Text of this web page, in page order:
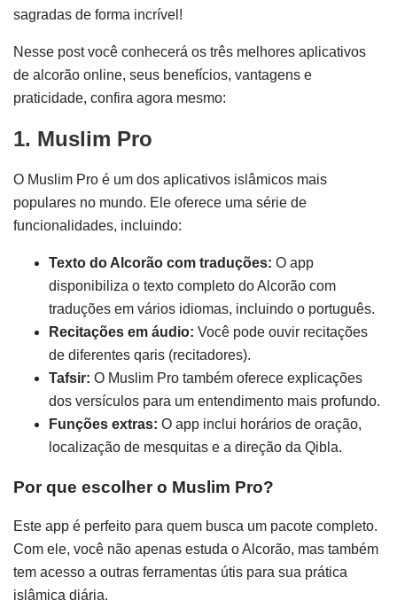
sagradas de forma incrível!
Nesse post você conhecerá os três melhores aplicativos
de alcorão online, seus benefícios, vantagens e
praticidade, confira agora mesmo:
1. Muslim Pro
O Muslim Pro é um dos aplicativos islâmicos mais
populares no mundo. Ele oferece uma série de
funcionalidades, incluindo:
Texto do Alcorão com traduções: O app
disponibiliza o texto completo do Alcorão com
traduções em vários idiomas, incluindo o português.
Recitações em áudio: Você pode ouvir recitações
de diferentes qaris (recitadores).
Tafsir: O Muslim Pro também oferece explicações
dos versículos para um entendimento mais profundo.
Funções extras: O app inclui horários de oração,
localização de mesquitas e a direção da Qibla.
Por que escolher o Muslim Pro?
Este app é perfeito para quem busca um pacote completo.
Com ele, você não apenas estuda o Alcorão, mas também
tem acesso a outras ferramentas útis para sua prática
islâmica diária.